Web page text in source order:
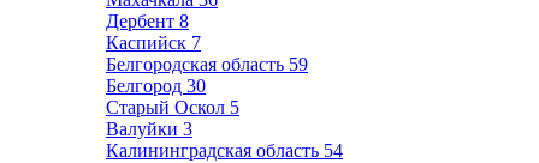
Дербент 8
Каспийск 7
Белгородская область 59
Белгород 30
Старый Оскол 5
Валуйки 3
Калининградская область 54